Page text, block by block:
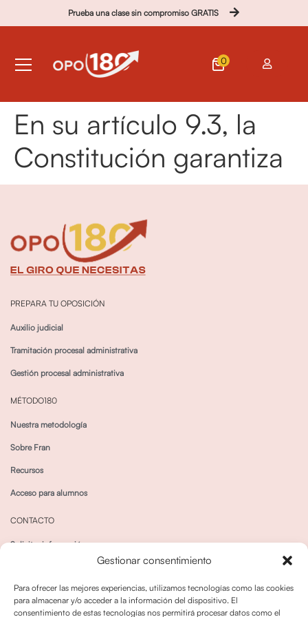
Gestionar consentimiento
Para ofrecer las mejores experiencias, utilizamos tecnologías como las cookies
para almacenar y/o acceder a la información del dispositivo. El
consentimiento de estas tecnologías nos permitirá procesar datos como el
Prueba una clase sin compromiso GRATIS
0
En su artículo 9.3, la
Constitución garantiza
PREPARA TU OPOSICIÓN
Auxilio judicial
Tramitación procesal administrativa
Gestión procesal administrativa
MÉTODO180
Nuestra metodología
Sobre Fran
Recursos
Acceso para alumnos
CONTACTO
Solicitar información